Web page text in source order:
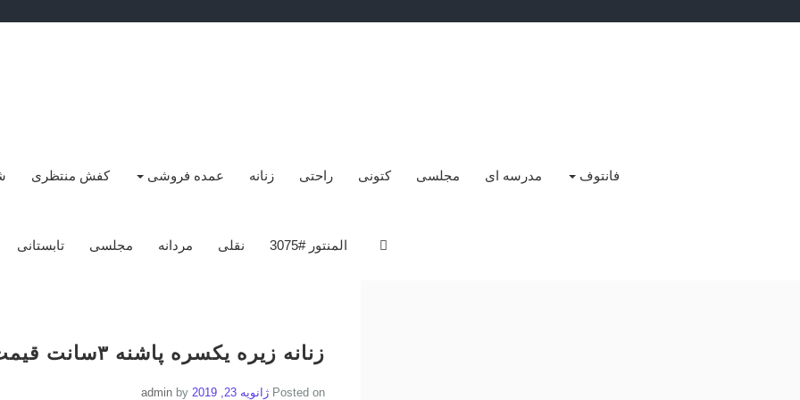
کفش منتظری عمده فروشی زنانه راحتی کتونی مجلسی مدرسه ای فانتوف
تابستانی مجلسی مردانه نقلی المنتور #3075
زنانه زیره یکسره پاشنه ۳سانت قیمت ۸۰.۰۰۰تومان
Posted on ژانویه 23, 2019 admin